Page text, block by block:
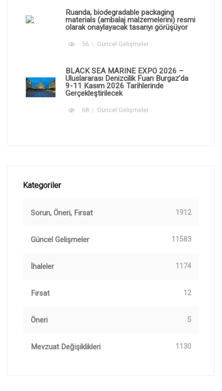
Ruanda, biodegradable packaging
materials (ambalaj malzemelerini) resmi
olarak onaylayacak tasarıyı görüşüyor
56 Güncel Gelişmeler
BLACK SEA MARINE EXPO 2026 –
Uluslararası Denizcilik Fuarı Burgaz'da
9-11 Kasım 2026 Tarihlerinde
Gerçekleştirilecek
68 Güncel Gelişmeler
Kategoriler
Sorun, Öneri, Fırsat 1912
Güncel Gelişmeler 11583
İhaleler 1174
Fırsat 12
Öneri 5
Mevzuat Değişiklikleri 1130